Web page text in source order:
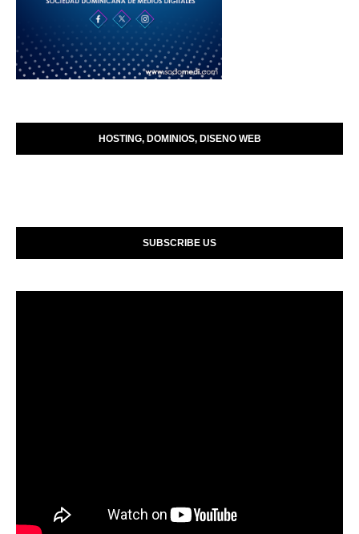
HOSTING, DOMINIOS, DISENO WEB
SUBSCRIBE US